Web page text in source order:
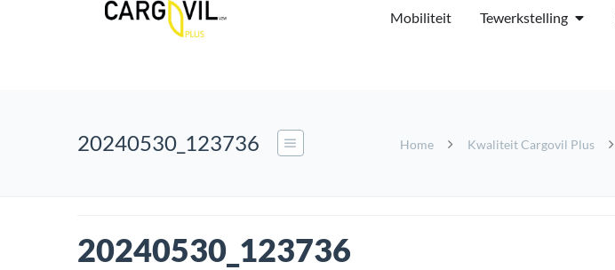
Mobiliteit Tewerkstelling
20240530_123736 Home Kwaliteit Cargovil Plus
20240530_123736